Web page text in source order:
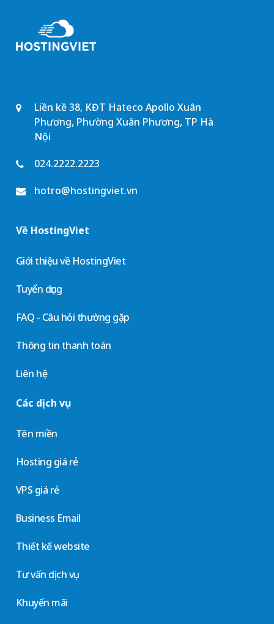
Liền kề 38, KĐT Hateco Apollo Xuân
Phương, Phường Xuân Phương, TP Hà
Nội
024.2222.2223
hotro@hostingviet.vn
Về HostingViet
Giới thiệu về HostingViet
Tuyển dụng
FAQ - Câu hỏi thường gặp
Thông tin thanh toán
Liên hệ
Các dịch vụ
Tên miền
Hosting giá rẻ
VPS giá rẻ
Business Email
Thiết kế website
Tư vấn dịch vụ
Khuyến mãi